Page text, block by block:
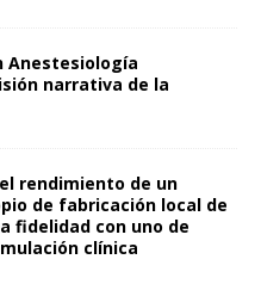
Anestesiología
narrativa de la
rendimiento de un
de fabricación local de
fidelidad con uno de
clínica